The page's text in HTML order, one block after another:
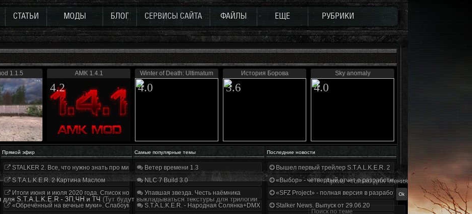
СТАТЬИ МОДЫ БЛОГ СЕРВИСЫ САЙТА ФАЙЛЫ ЕЩЕ РУБРИКИ
1.1.5 AMK 1.4.1
4.2
Winter of Death: Ultimatum
4.0
История Борова
3.6
Sky anomaly
4.0
Прямой эфир Самые популярные темы Последние новости
STALKER 2. Все, что нужно знать про мир, геймплей и сюжет | Разбор трейлера
S.T.A.L.K.E.R. 2 Картина Маслом
Итоги июня и июля 2020 года. Список нововведений
«Обречённый на вечные муки». Слабоумие и отвага
Ветер времени 1.3
NLC 7 Build 3.0
Упавшая звезда. Честь наёмника
S.T.A.L.K.E.R. - Народная Солянка+DMX 1.3.5.ООП.МА.К.
Вышел первый трейлер S.T.A.L.K.E.R. 2
«Выбор» - четвертый отчет о разработке!
«SFZ Project» - полная версия в разработке!
Stalker News. Выпуск от 29.06.20
Архив - только для чтения
для S.T.A.L.K.E.R - ЗП,ЧН и ТЧ (Тут будут выкладываться текстуры для трилогии